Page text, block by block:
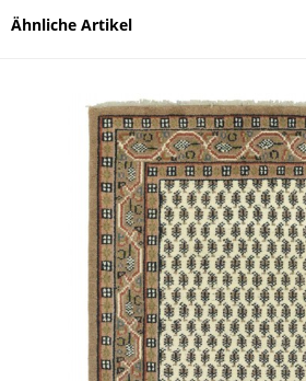
Ähnliche Artikel